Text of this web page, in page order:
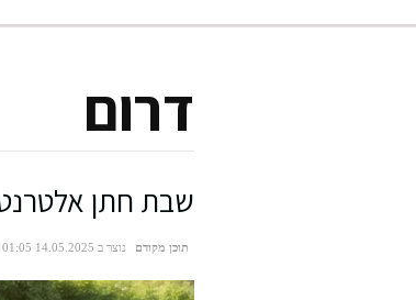
דרום
שבת חתן
תוכן מקודם נוצר ב 14.05.2025 01:05